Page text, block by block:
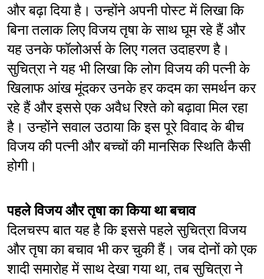
और बढ़ा दिया है। उन्होंने अपनी पोस्ट में लिखा कि
बिना तलाक लिए विजय तृषा के साथ घूम रहे हैं और
यह उनके फॉलोअर्स के लिए गलत उदाहरण है।
सुचित्रा ने यह भी लिखा कि लोग विजय की पत्नी के
खिलाफ आंख मूंदकर उनके हर कदम का समर्थन कर
रहे हैं और इससे एक अवैध रिश्ते को बढ़ावा मिल रहा
है। उन्होंने सवाल उठाया कि इस पूरे विवाद के बीच
विजय की पत्नी और बच्चों की मानसिक स्थिति कैसी
होगी।
पहले विजय और तृषा का किया था बचाव
दिलचस्प बात यह है कि इससे पहले सुचित्रा विजय
और तृषा का बचाव भी कर चुकी हैं। जब दोनों को एक
शादी समारोह में साथ देखा गया था, तब सुचित्रा ने